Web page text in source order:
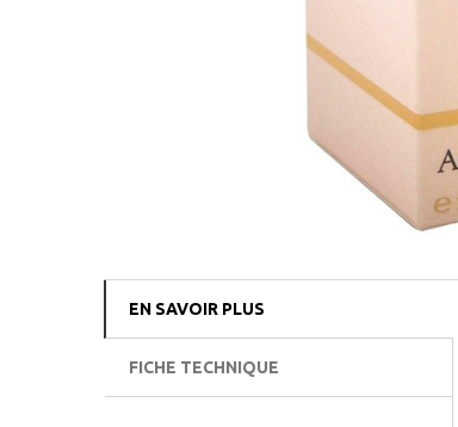
EN SAVOIR PLUS
FICHE TECHNIQUE